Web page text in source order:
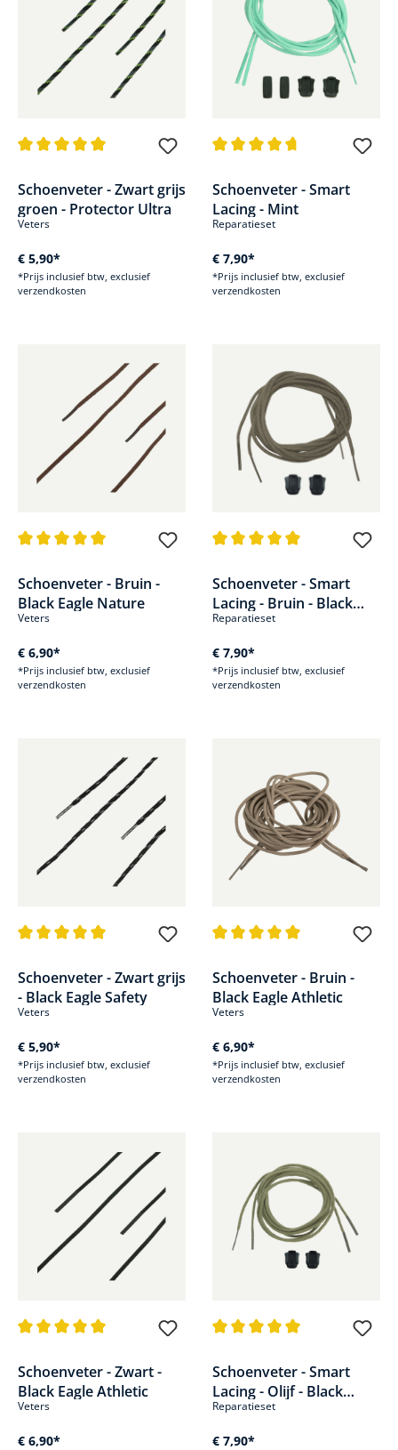
Schoenveter - Zwart grijs
groen - Protector Ultra
Veters
€ 5,90*
*Prijs inclusief btw, exclusief
verzendkosten
Schoenveter - Smart
Lacing - Mint
Reparatieset
€ 7,90*
*Prijs inclusief btw, exclusief
verzendkosten
Schoenveter - Bruin -
Black Eagle Nature
Veters
€ 6,90*
*Prijs inclusief btw, exclusief
verzendkosten
Schoenveter - Smart
Lacing - Bruin - Black
Eagle Athletic 2.0
Reparatieset
€ 7,90*
*Prijs inclusief btw, exclusief
verzendkosten
Schoenveter - Zwart grijs
- Black Eagle Safety
Veters
€ 5,90*
*Prijs inclusief btw, exclusief
verzendkosten
Schoenveter - Bruin -
Black Eagle Athletic
Veters
€ 6,90*
*Prijs inclusief btw, exclusief
verzendkosten
Schoenveter - Zwart -
Black Eagle Athletic
Veters
€ 6,90*
Schoenveter - Smart
Lacing - Olijf - Black
Eagle Adventure 2.1
Reparatieset
€ 7,90*